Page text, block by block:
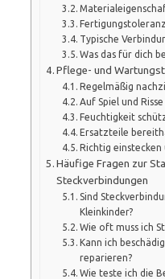
Typische
Was das für dich
Pflege- und
Regelmäßig
Auf Spiel und
Feuchtigkeit
Ersatzteile
Richtig einstecken
Häufige Fragen zur
Steckverbindungen
Sind
Kleinkinder?
Wie oft muss ich
Kann ich
reparieren?
Wie teste ich die